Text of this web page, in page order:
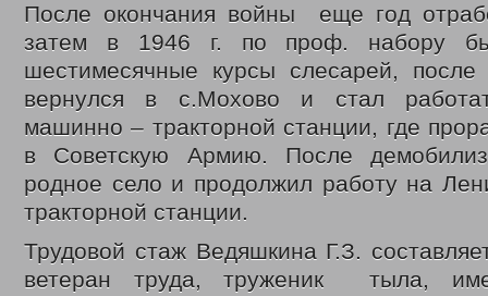
Контакты
После окончания войны еще год
затем в 1946 г. по проф. набору
шестимесячные курсы слесарей, после
вернулся в с.Мохово и стал
машинно – тракторной станции, где
в Советскую Армию. После
родное село и продолжил работу на
тракторной станции.
Трудовой стаж Ведяшкина Г.З.
ветеран труда, труженик тыла,